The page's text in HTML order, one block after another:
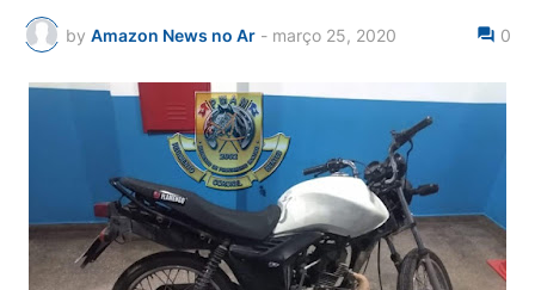
by Amazon News no Ar - março 25, 2020 0